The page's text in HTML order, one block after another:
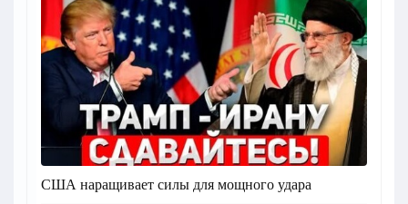
США наращивает силы для мощного удара